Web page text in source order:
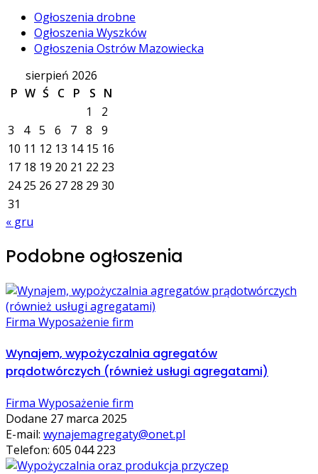
Ogłoszenia drobne
Ogłoszenia Wyszków
Ogłoszenia Ostrów Mazowiecka
sierpień 2026
P W Ś C P S N
1
2
3
4 5 6 7 8
9
10 11 12 13 14 15 16
17 18 19 20 21 22 23
24 25 26 27 28 29 30
31
« gru
Podobne ogłoszenia
Firma Wyposażenie firm
Wynajem, wypożyczalnia agregatów
prądotwórczych (również usługi agregatami)
Firma Wyposażenie firm
Dodane 27 marca 2025
E-mail: wynajemagregaty@onet.pl
Telefon: 605 044 223